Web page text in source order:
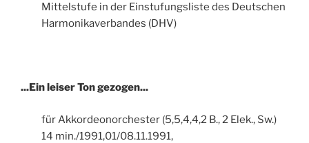
Mittelstufe in der Einstufungsliste des Deutschen
Harmonikaverbandes (DHV)
...Ein leiser Ton gezogen...
für Akkordeonorchester (5,5,4,4,2 B., 2 Elek., Sw.)
14 min./1991,01/08.11.1991,